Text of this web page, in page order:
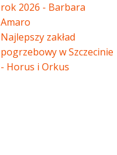
rok 2026 - Barbara
Amaro
Najlepszy zakład
pogrzebowy w Szczecinie
- Horus i Orkus